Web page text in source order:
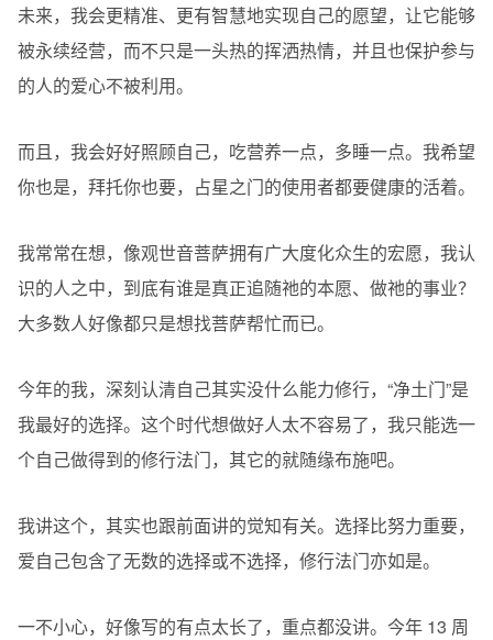
未来，我会更精准、更有智慧地实现自己的愿望，让它能够
被永续经营，而不只是一头热的挥洒热情，并且也保护参与
的人的爱心不被利用。
而且，我会好好照顾自己，吃营养一点，多睡一点。我希望
你也是，拜托你也要，占星之门的使用者都要健康的活着。
我常常在想，像观世音菩萨拥有广大度化众生的宏愿，我认
识的人之中，到底有谁是真正追随祂的本愿、做祂的事业？
大多数人好像都只是想找菩萨帮忙而已。
今年的我，深刻认清自己其实没什么能力修行，“净土门”是
我最好的选择。这个时代想做好人太不容易了，我只能选一
个自己做得到的修行法门，其它的就随缘布施吧。
我讲这个，其实也跟前面讲的觉知有关。选择比努力重要，
爱自己包含了无数的选择或不选择，修行法门亦如是。
一不小心，好像写的有点太长了，重点都没讲。今年 13 周